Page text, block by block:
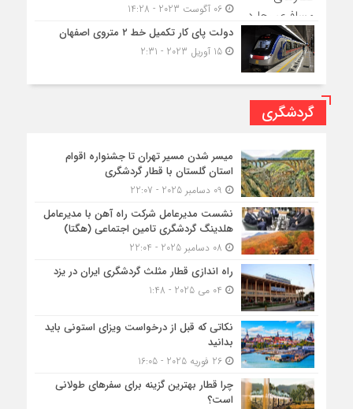
06 آگوست 2023 - 14:28
دولت پای کار تکمیل خط ۲ متروی اصفهان
15 آوریل 2023 - 2:31
گردشگری
میسر شدن مسیر تهران تا جشنواره اقوام
استان گلستان با قطار گردشگری
نشست مدیرعامل شرکت راه آهن با مدیرعامل
هلدینگ گردشگری تامین اجتماعی (هگتا)
راه اندازی قطار مثلث گردشگری ایران در یزد
نکاتی که قبل از درخواست ویزای استونی باید
بدانید
26 فوریه 2025 - 16:05
چرا قطار بهترین گزینه برای سفرهای طولانی
است؟